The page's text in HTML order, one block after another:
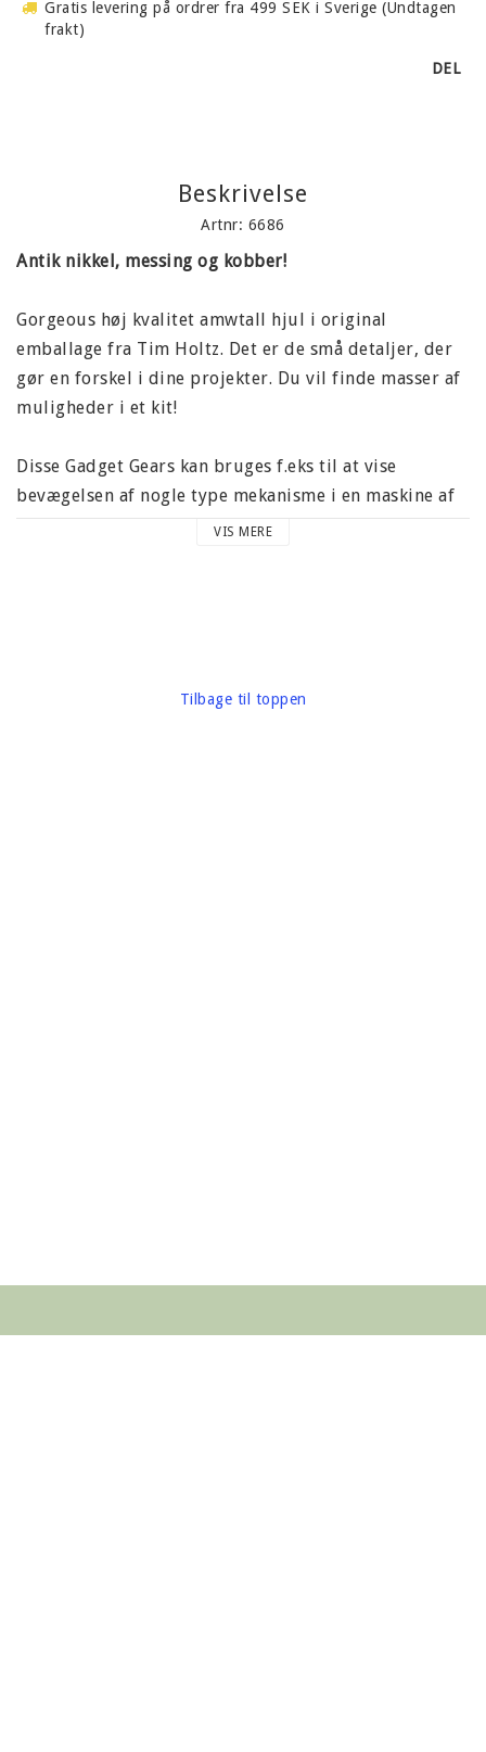
Gratis levering på ordrer fra 499 SEK i Sverige (Undtagen
frakt)
DEL
Beskrivelse
Artnr: 6686
Antik nikkel, messing og kobber!
Gorgeous høj kvalitet amwtall hjul i original
emballage fra Tim Holtz. Det er de små detaljer, der
gør en forskel i dine projekter. Du vil finde masser af
muligheder i et kit!
Disse Gadget Gears kan bruges f.eks til at vise
bevægelsen af ​​nogle type mekanisme i en maskine af
nogen art! Fantastisk til projekter med blandede
VIS MERE
Tilbage til toppen